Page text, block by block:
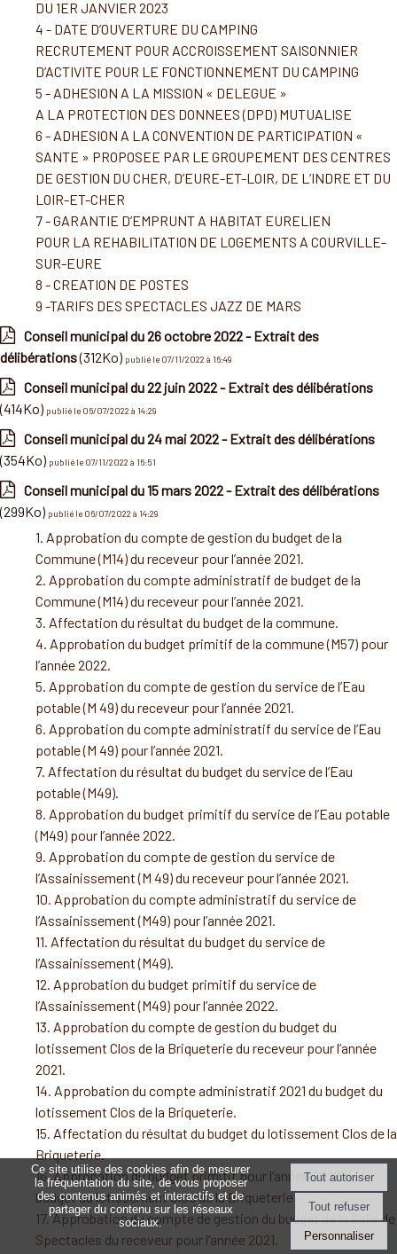
DU 1ER JANVIER 2023
4 - DATE D’OUVERTURE DU CAMPING
RECRUTEMENT POUR ACCROISSEMENT SAISONNIER
D’ACTIVITE POUR LE FONCTIONNEMENT DU CAMPING
5 - ADHESION A LA MISSION « DELEGUE »
A LA PROTECTION DES DONNEES (DPD) MUTUALISE
6 - ADHESION A LA CONVENTION DE PARTICIPATION «
SANTE » PROPOSEE PAR LE GROUPEMENT DES CENTRES
DE GESTION DU CHER, D’EURE-ET-LOIR, DE L’INDRE ET DU
LOIR-ET-CHER
7 - GARANTIE D’EMPRUNT A HABITAT EURELIEN
POUR LA REHABILITATION DE LOGEMENTS A COURVILLE-
SUR-EURE
8 - CREATION DE POSTES
9 -TARIFS DES SPECTACLES JAZZ DE MARS
Conseil municipal du 26 octobre 2022 - Extrait des
délibérations(312Ko) publié le 07/11/2022 à 16:49
Conseil municipal du 22 juin 2022 - Extrait des délibérations
(414Ko) publié le 06/07/2022 à 14:29
Conseil municipal du 24 mai 2022 - Extrait des délibérations
(354Ko) publié le 07/11/2022 à 16:51
Conseil municipal du 15 mars 2022 - Extrait des délibérations
(299Ko) publié le 06/07/2022 à 14:29
1. Approbation du compte de gestion du budget de la
Commune (M14) du receveur pour l’année 2021.
2. Approbation du compte administratif de budget de la
Commune (M14) du receveur pour l’année 2021.
3. Affectation du résultat du budget de la commune.
4. Approbation du budget primitif de la commune (M57) pour
l’année 2022.
5. Approbation du compte de gestion du service de l’Eau
potable (M 49) du receveur pour l’année 2021.
6. Approbation du compte administratif du service de l’Eau
potable (M 49) pour l’année 2021.
7. Affectation du résultat du budget du service de l’Eau
potable (M49).
8. Approbation du budget primitif du service de l’Eau potable
(M49) pour l’année 2022.
9. Approbation du compte de gestion du service de
l’Assainissement (M 49) du receveur pour l’année 2021.
10. Approbation du compte administratif du service de
l’Assainissement (M49) pour l’année 2021.
11. Affectation du résultat du budget du service de
l’Assainissement (M49).
12. Approbation du budget primitif du service de
l’Assainissement (M49) pour l’année 2022.
13. Approbation du compte de gestion du budget du
lotissement Clos de la Briqueterie du receveur pour l’année
2021.
14. Approbation du compte administratif 2021 du budget du
lotissement Clos de la Briqueterie.
15. Affectation du résultat du budget du lotissement Clos de la
Briqueterie.
16. Approbation du budget primitif pour l’année 2022 du
budget du lotissement Clos de la Briqueterie.
17. Approbation du compte de gestion du budget de la Salle de
Spectacles du receveur pour l’année 2021.
Ce site utilise des cookies afin de mesurer
la fréquentation du site, de vous proposer
des contenus animés et interactifs et de
partager du contenu sur les réseaux
sociaux.
Personnaliser